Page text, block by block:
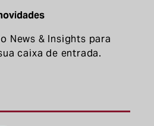
News & Insights para
caixa de entrada.